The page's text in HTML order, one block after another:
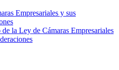
Empresariales y sus
la Ley de Cámaras Empresariales